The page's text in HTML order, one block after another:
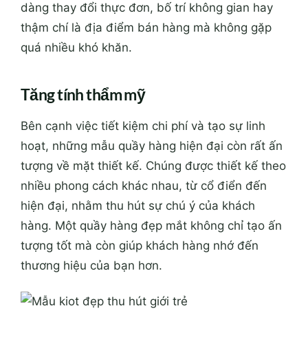
dàng thay đổi thực đơn, bố trí không gian hay
thậm chí là địa điểm bán hàng mà không gặp
quá nhiều khó khăn.
Tăng tính thẩm mỹ
Bên cạnh việc tiết kiệm chi phí và tạo sự linh
hoạt, những mẫu quầy hàng hiện đại còn rất ấn
tượng về mặt thiết kế. Chúng được thiết kế theo
nhiều phong cách khác nhau, từ cổ điển đến
hiện đại, nhằm thu hút sự chú ý của khách
hàng. Một quầy hàng đẹp mắt không chỉ tạo ấn
tượng tốt mà còn giúp khách hàng nhớ đến
thương hiệu của bạn hơn.